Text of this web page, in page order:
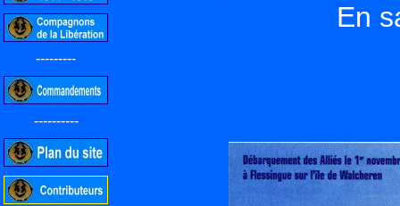
---------
----------
En